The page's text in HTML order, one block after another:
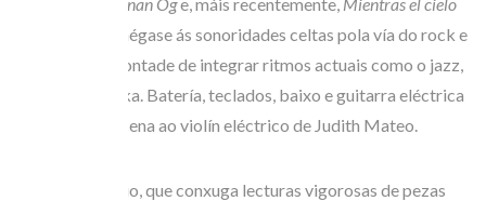
– achégase ás sonoridades celtas pola vía do rock e
con decidida vontade de integrar ritmos actuais como o jazz,
o funkie ou o ska. Batería, teclados, baixo e guitarra eléctrica
reforzan en escena ao violín eléctrico de Judith Mateo.
O seu repertorio, que conxuga lecturas vigorosas de pezas